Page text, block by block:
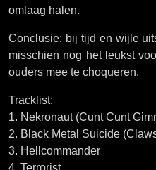
omlaag halen.
Conclusie: bij tijd en wijle
misschien nog het leukst
ouders mee te choqueren.
Tracklist:
1. Nekronaut (Cunt Cunt
2. Black Metal Suicide
3. Hellcommander
4. Terrorist